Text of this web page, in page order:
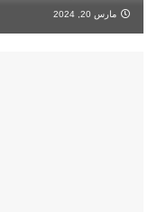
مارس 20, 2024